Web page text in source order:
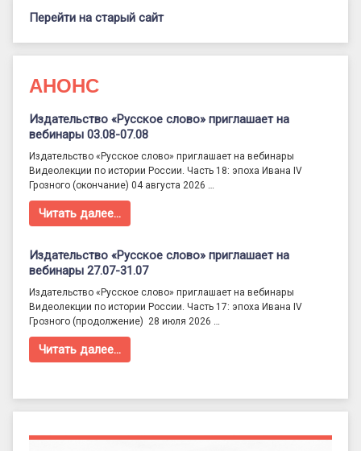
Перейти на старый сайт
АНОНС
Издательство «Русское слово» приглашает на
вебинары 03.08-07.08
Издательство «Русское слово» приглашает на вебинары
Видеолекции по истории России. Часть 18: эпоха Ивана IV
Грозного (окончание) 04 августа 2026 …
Читать далее…
Издательство «Русское слово» приглашает на
вебинары 27.07-31.07
Издательство «Русское слово» приглашает на вебинары
Видеолекции по истории России. Часть 17: эпоха Ивана IV
Грозного (продолжение) 28 июля 2026 …
Читать далее…